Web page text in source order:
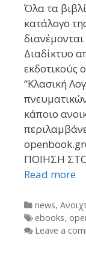
Όλα τα
κατάλογο
Διαδίκτυο
εκδοτικούς
“Κλασική
κάποιο
ΠΟΙΗΣΗ
Read more
Categories
news,
Tags
ebooks,
Leave a